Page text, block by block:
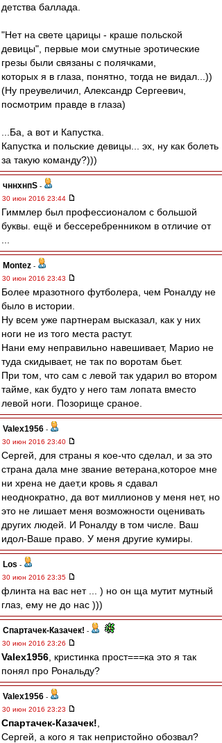
детства баллада.
"Нет на свете царицы - краше польской
девицы", первые мои смутные эротические
грезы были связаны с полячками,
которых я в глаза, понятно, тогда не видал...))
(Ну преувеличил, Александр Сергеевич,
посмотрим правде в глаза)
...Ба, а вот и Капустка.
Капустка и польские девицы... эх, ну как болеть
за такую команду?)))
чннхнпS -
30 июн 2016 23:44
Гиммлер был профессионалом с большой
буквы. ещё и бессеребренником в отличие от
Montez -
30 июн 2016 23:43
Более мразотного футболера, чем Роналду не
было в истории.
Ну всем уже партнерам высказал, как у них
ноги не из того места растут.
Нани ему неправильно навешивает, Марио не
туда скидывает, не так по воротам бьет.
При том, что сам с левой так ударил во втором
тайме, как будто у него там лопата вместо
левой ноги. Позорище сраное.
Valex1956 -
30 июн 2016 23:40
Сергей, для страны я кое-что сделал, и за это
страна дала мне звание ветерана,которое мне
ни хрена не дает,и кровь я сдавал
неоднократно, да вот миллионов у меня нет, но
это не лишает меня возможности оценивать
других людей. И Роналду в том числе. Ваш
идол-Ваше право. У меня другие кумиры.
Los -
30 июн 2016 23:35
флинта на вас нет ... ) но он ща мутит мутный
глаз, ему не до нас )))
Спартачек-Казачек! -
30 июн 2016 23:26
Valex1956 , кристинка прост===ка это я так
понял про Рональду?
Valex1956 -
30 июн 2016 23:23
Спартачек-Казачек!
Сергей, а кого я так непристойно обозвал?